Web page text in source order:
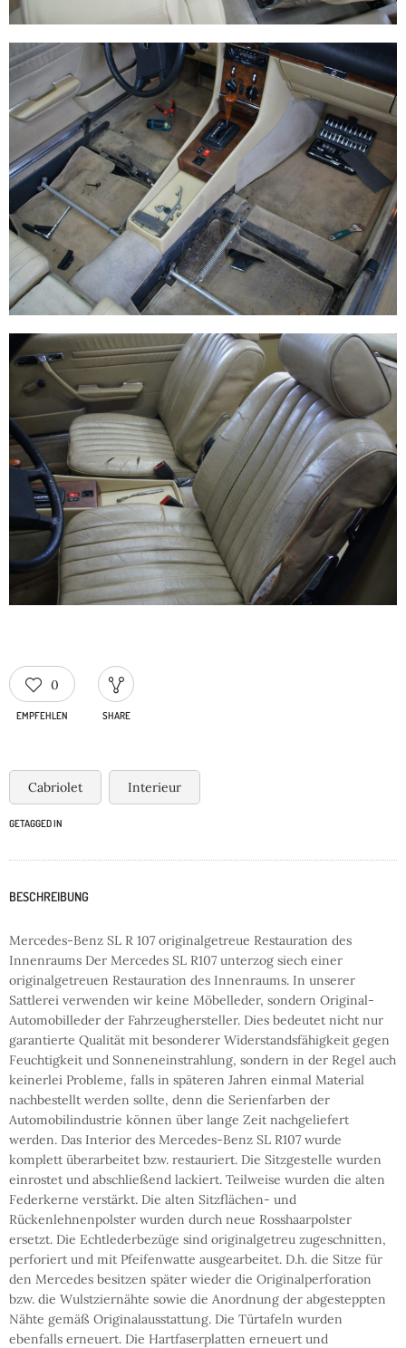
0
EMPFEHLEN SHARE
Cabriolet Interieur
GETAGGED IN
BESCHREIBUNG
Mercedes-Benz SL R 107 originalgetreue Restauration des
Innenraums Der Mercedes SL R107 unterzog siech einer
originalgetreuen Restauration des Innenraums. In unserer
Sattlerei verwenden wir keine Möbelleder, sondern Original-
Automobilleder der Fahrzeughersteller. Dies bedeutet nicht nur
garantierte Qualität mit besonderer Widerstandsfähigkeit gegen
Feuchtigkeit und Sonneneinstrahlung, sondern in der Regel auch
keinerlei Probleme, falls in späteren Jahren einmal Material
nachbestellt werden sollte, denn die Serienfarben der
Automobilindustrie können über lange Zeit nachgeliefert
werden. Das Interior des Mercedes-Benz SL R107 wurde
komplett überarbeitet bzw. restauriert. Die Sitzgestelle wurden
einrostet und abschließend lackiert. Teilweise wurden die alten
Federkerne verstärkt. Die alten Sitzflächen- und
Rückenlehnenpolster wurden durch neue Rosshaarpolster
ersetzt. Die Echtlederbezüge sind originalgetreu zugeschnitten,
perforiert und mit Pfeifenwatte ausgearbeitet. D.h. die Sitze für
den Mercedes besitzen später wieder die Originalperforation
bzw. die Wulstziernähte sowie die Anordnung der abgesteppten
Nähte gemäß Originalausstattung. Die Türtafeln wurden
ebenfalls erneuert. Die Hartfaserplatten erneuert und